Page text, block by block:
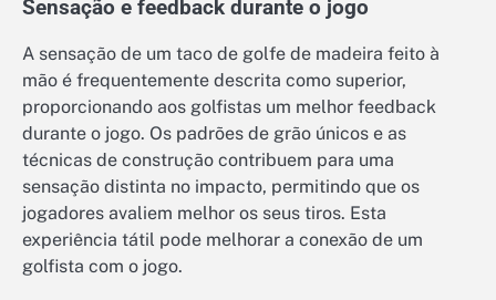
Sensação e feedback durante o jogo
A sensação de um taco de golfe de madeira feito à
mão é frequentemente descrita como superior,
proporcionando aos golfistas um melhor feedback
durante o jogo. Os padrões de grão únicos e as
técnicas de construção contribuem para uma
sensação distinta no impacto, permitindo que os
jogadores avaliem melhor os seus tiros. Esta
experiência tátil pode melhorar a conexão de um
golfista com o jogo.